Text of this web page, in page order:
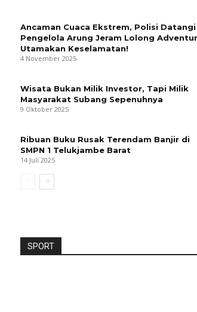
Ancaman Cuaca Ekstrem, Polisi Datangi
Pengelola Arung Jeram Lolong
Utamakan Keselamatan!
4 November 2025
Wisata Bukan Milik Investor, Tapi Milik
Masyarakat Subang Sepenuhnya
9 Oktober 2025
Ribuan Buku Rusak Terendam Banjir di
SMPN 1 Telukjambe Barat
14 Juli 2025
SPORT